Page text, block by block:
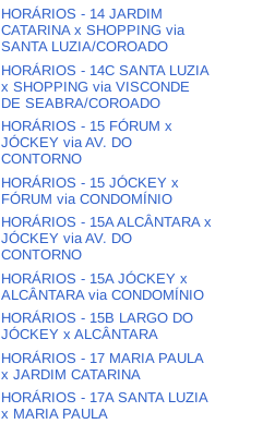
HORÁRIOS - 14 JARDIM
CATARINA x SHOPPING via
SANTA LUZIA/COROADO
HORÁRIOS - 14C SANTA LUZIA
x SHOPPING via VISCONDE
DE SEABRA/COROADO
HORÁRIOS - 15 FÓRUM x
JÓCKEY via AV. DO
CONTORNO
HORÁRIOS - 15 JÓCKEY x
FÓRUM via CONDOMÍNIO
HORÁRIOS - 15A ALCÂNTARA x
JÓCKEY via AV. DO
CONTORNO
HORÁRIOS - 15A JÓCKEY x
ALCÂNTARA via CONDOMÍNIO
HORÁRIOS - 15B LARGO DO
JÓCKEY x ALCÂNTARA
HORÁRIOS - 17 MARIA PAULA
x JARDIM CATARINA
HORÁRIOS - 17A SANTA LUZIA
x MARIA PAULA